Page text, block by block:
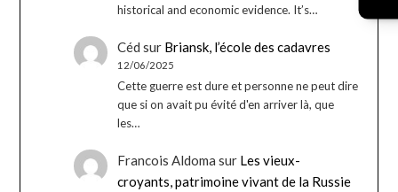
historical and economic evidence. It’s…
Céd sur Briansk, l’école des cadavres
12/06/2025
Cette guerre est dure et personne ne peut dire
que si on avait pu évité d'en arriver là, que
les…
Francois Aldoma sur Les vieux-
croyants, patrimoine vivant de la Russie